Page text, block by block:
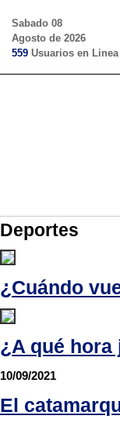
Sabado 08
Agosto de 2026
559 Usuarios en Linea
Deportes
¿Cuándo
¿A qué hora
10/09/2021
El